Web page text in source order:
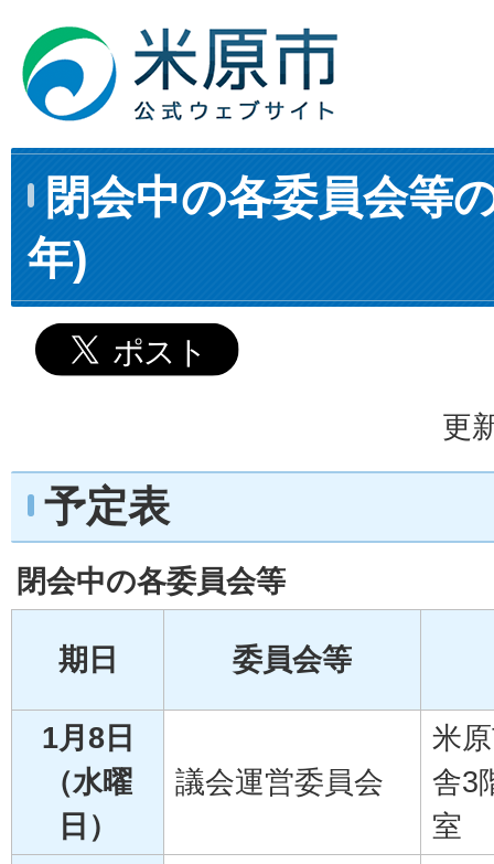
閉会中の各委員会等
年)
更
予定表
閉会中の各委員会等
期日 委員会等
1月8日
（水曜
日）
議会運営委員会
米
舎3
室